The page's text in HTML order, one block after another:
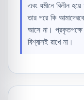
এবং যমীনে বিলীন
তার পরে কি
আসে না। প্রকৃতপক্ষে
বিশ্বাসই রাখে না।